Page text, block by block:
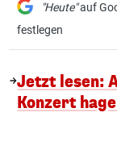
"Heute"auf
festlegen
Jetzt lesen:
Konzert